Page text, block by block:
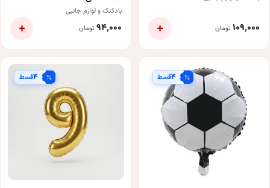
۱۰۹٬۰۰۰ تومان +
بادکنک و لوازم جانبی
۹۴٬۰۰۰ تومان +
۴قسط ۴قسط